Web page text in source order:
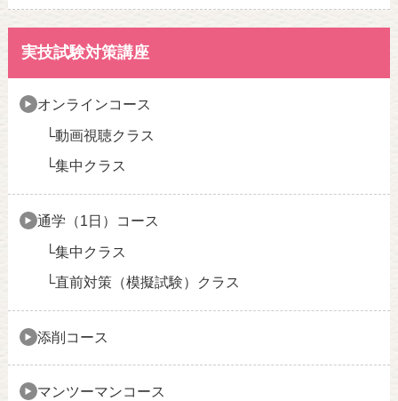
実技試験対策講座
オンラインコース
動画視聴クラス
集中クラス
通学（1日）コース
集中クラス
直前対策（模擬試験）クラス
添削コース
マンツーマンコース